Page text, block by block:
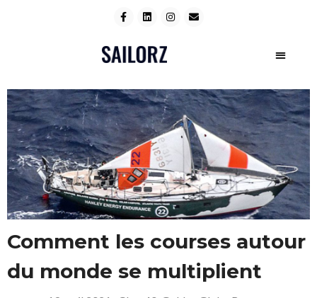
Comment les courses autour
du monde se multiplient